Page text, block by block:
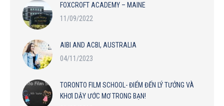
FOXCROFT ACADEMY – MAINE
11/09/2022
AIBI AND ACBI, AUSTRALIA
04/11/2023
TORONTO FILM SCHOOL- ĐIỂM ĐẾN LÝ TƯỞNG VÀ
KHƠI DẬY ƯỚC MƠ TRONG BẠN!